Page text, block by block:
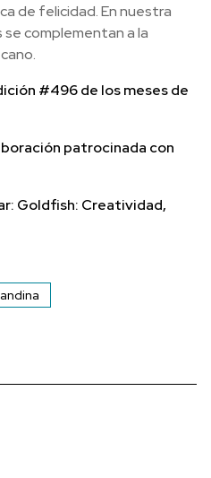
de felicidad. En nuestra
complementan a la
#496 de los meses de
patrocinada con
Goldfish: Creatividad,